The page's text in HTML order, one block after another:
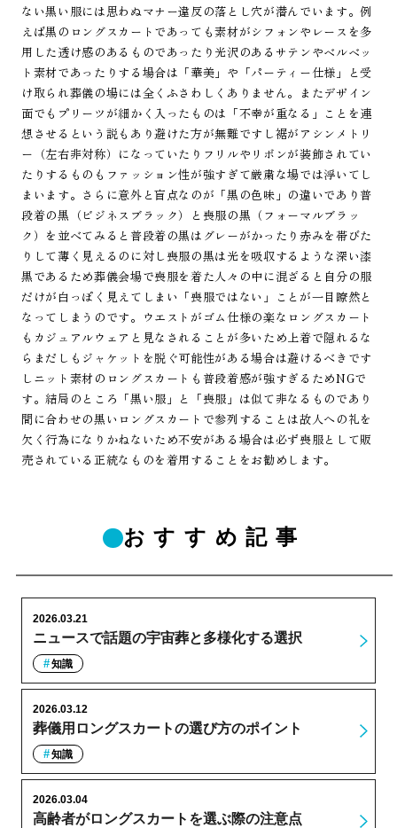
ない黒い服には思わぬマナー違反の落とし穴が潜んでいます。例
えば黒のロングスカートであっても素材がシフォンやレースを多
用した透け感のあるものであったり光沢のあるサテンやベルベッ
ト素材であったりする場合は「華美」や「パーティー仕様」と受
け取られ葬儀の場には全くふさわしくありません。またデザイン
面でもプリーツが細かく入ったものは「不幸が重なる」ことを連
想させるという説もあり避けた方が無難ですし裾がアシンメトリ
ー（左右非対称）になっていたりフリルやリボンが装飾されてい
たりするものもファッション性が強すぎて厳粛な場では浮いてし
まいます。さらに意外と盲点なのが「黒の色味」の違いであり普
段着の黒（ビジネスブラック）と喪服の黒（フォーマルブラッ
ク）を並べてみると普段着の黒はグレーがかったり赤みを帯びた
りして薄く見えるのに対し喪服の黒は光を吸収するような深い漆
黒であるため葬儀会場で喪服を着た人々の中に混ざると自分の服
だけが白っぽく見えてしまい「喪服ではない」ことが一目瞭然と
なってしまうのです。ウエストがゴム仕様の楽なロングスカート
もカジュアルウェアと見なされることが多いため上着で隠れるな
らまだしもジャケットを脱ぐ可能性がある場合は避けるべきです
しニット素材のロングスカートも普段着感が強すぎるためNGで
す。結局のところ「黒い服」と「喪服」は似て非なるものであり
間に合わせの黒いロングスカートで参列することは故人への礼を
欠く行為になりかねないため不安がある場合は必ず喪服として販
売されている正統なものを着用することをお勧めします。
おすすめ記事
ニュースで話題の宇宙葬と多様化する選択
2026.03.21
知識
葬儀用ロングスカートの選び方のポイント
2026.03.12
知識
高齢者がロングスカートを選ぶ際の注意点
2026.03.04